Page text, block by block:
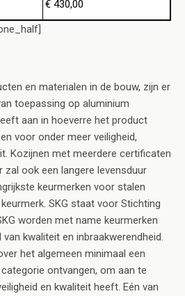
€ 430,00
en materialen in de bouw, zijn er
toepassing op aluminium
aan in hoeverre het product
voor onder meer veiligheid,
Kozijnen met meerdere certificaten
zal ook een langere levensduur
keurmerken voor stalen
SKG staat voor Stichting
worden met name keurmerken
kwaliteit en inbraakwerendheid.
het algemeen minimaal een
ontvangen, om aan te
en kwaliteit heeft. Eén van